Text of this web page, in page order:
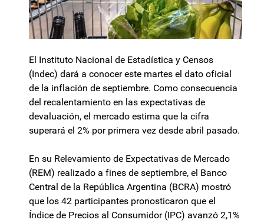
El Instituto Nacional de Estadística y Censos
(Indec) dará a conocer este martes el dato oficial
de la inflación de septiembre. Como consecuencia
del recalentamiento en las expectativas de
devaluación, el mercado estima que la cifra
superará el 2% por primera vez desde abril pasado.
En su Relevamiento de Expectativas de Mercado
(REM) realizado a fines de septiembre, el Banco
Central de la República Argentina (BCRA) mostró
que los 42 participantes pronosticaron que el
Índice de Precios al Consumidor (IPC) avanzó 2,1%